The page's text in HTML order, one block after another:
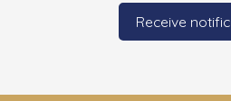
Receive